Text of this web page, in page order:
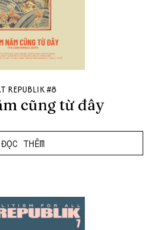
REPUBLIK #8
cũng từ đây
ĐỌC THÊM